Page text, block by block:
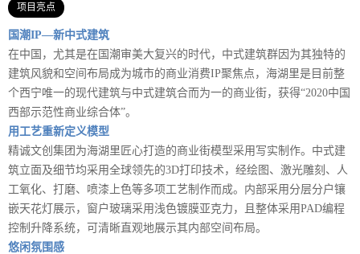
项目亮点
国潮IP—新中式建筑
在中国，尤其是在国潮审美大复兴的时代，中式建筑群因为其独特的
建筑风貌和空间布局成为城市的商业消费IP聚焦点，海湖里是目前整
个西宁唯一的现代建筑与中式建筑合而为一的商业街，获得“2020中国
西部示范性商业综合体”。
用工艺重新定义模型
精诚文创集团为海湖里匠心打造的商业街模型采用写实制作。中式建
筑立面及细节均采用全球领先的3D打印技术，经绘图、激光雕刻、人
工氧化、打磨、喷漆上色等多项工艺制作而成。内部采用分层分户镶
嵌天花灯展示，窗户玻璃采用浅色镀膜亚克力，且整体采用PAD编程
控制升降系统，可清晰直观地展示其内部空间布局。
悠闲氛围感